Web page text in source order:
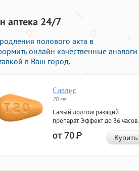
аптека 24/7
полового акта в
онлайн качественные аналоги
в Ваш город.
Сиалис
20 мг
Самый долгоиграющий
препарат. Эффект до 36 часов.
от 70Р Купить